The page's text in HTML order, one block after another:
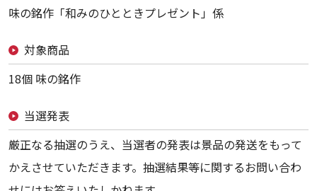
味の銘作「和みのひとときプレゼント」係
対象商品
18個 味の銘作
当選発表
厳正なる抽選のうえ、当選者の発表は景品の発送をもって
かえさせていただきます。抽選結果等に関するお問い合わ